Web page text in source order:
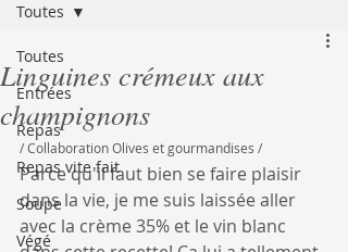
Toutes
Entrées
Repas
Repas vite fait
Soupe
Végé
Toutes
Linguines crémeux aux
champignons
/ Collaboration Olives et gourmandises /
Parce qu'il faut bien se faire plaisir
dans la vie, je me suis laissée aller
avec la crème 35% et le vin blanc